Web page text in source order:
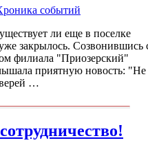
событий
ли еще в поселке
закрылось. Созвонившись
филиала "Приозерский"
приятную новость: "Не
…